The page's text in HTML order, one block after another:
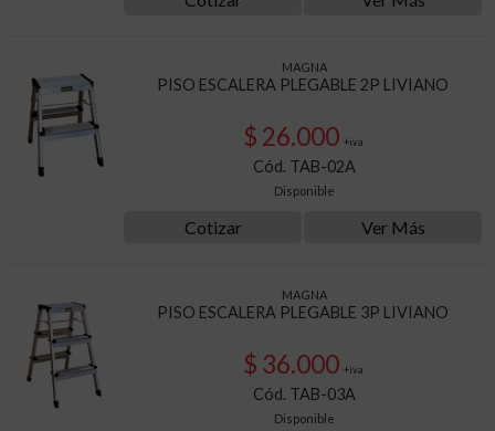
MAGNA
PISO ESCALERA PLEGABLE 2P LIVIANO
$ 26.000 +iva
Cód. TAB-02A
Disponible
Cotizar Ver Más
MAGNA
PISO ESCALERA PLEGABLE 3P LIVIANO
$ 36.000 +iva
Cód. TAB-03A
Disponible